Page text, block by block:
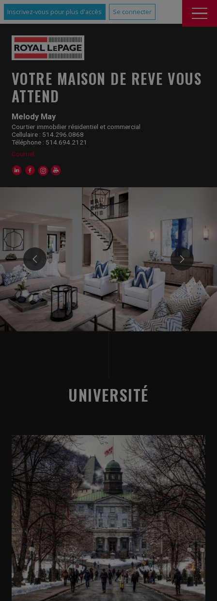
Inscrivez-vous pour plus d'accès Se connecter
Melody May
Courtier immobilier résidentiel et commercial
Cellulaire : 514.296.0868
Téléphone : 514.694.2121
Courriel
VOTRE MAISON DE REVE VOUS
ATTEND
UNIVERSITÉ